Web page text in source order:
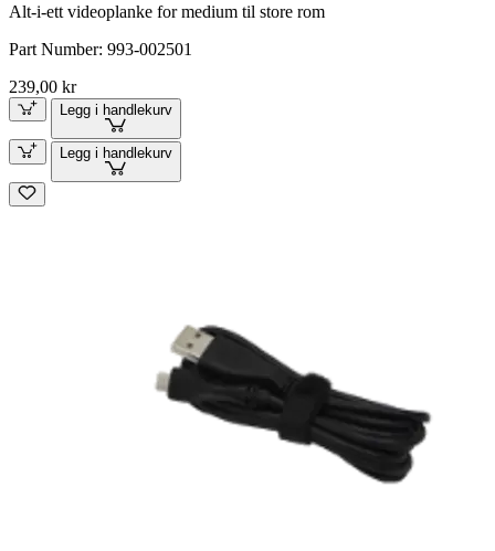
Alt-i-ett videoplanke for medium til store rom
Part Number: 993-002501
239,00 kr
Legg i handlekurv
Legg i handlekurv